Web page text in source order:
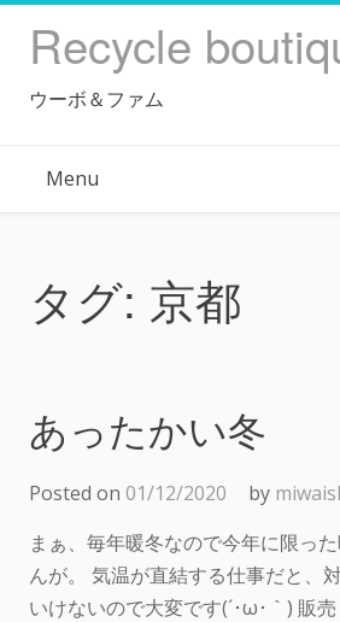
Recycle
ウーボ＆ファム
Menu
タグ: 京都
あったかい冬
Posted on 01/12/2020 by
まぁ、毎年暖冬なので今年に限っ
んが。 気温が直結する仕事だと、
いけないので大変です(´･ω･｀) 販